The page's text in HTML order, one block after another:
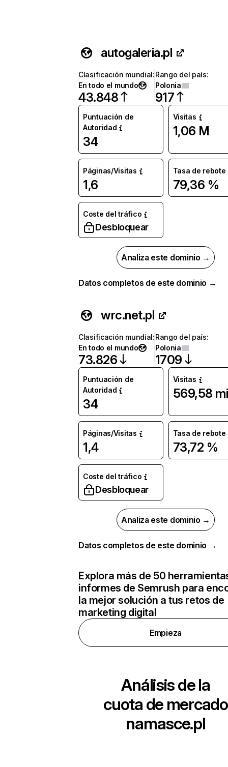
autogaleria.pl
Clasificación mundial:
En todo el mundo
43.848
Rango del país:
Polonia
917
Puntuación de
Autoridad
34
Visitas
1,06 M
Páginas/Visitas
1,6
Tasa de rebote
79,36 %
Coste del tráfico
Desbloquear
Analiza este dominio →
Datos completos de este dominio →
wrc.net.pl
Clasificación mundial:
En todo el mundo
73.826
Rango del país:
Polonia
1709
Puntuación de
Autoridad
34
Visitas
569,58
Páginas/Visitas
1,4
Tasa de rebote
73,72 %
Coste del tráfico
Desbloquear
Analiza este dominio →
Datos completos de este dominio →
Explora más de 50
informes de Semrush para
la mejor solución a tus retos de
marketing digital
Empieza
Análisis de la
cuota de mercado
namasce.pl